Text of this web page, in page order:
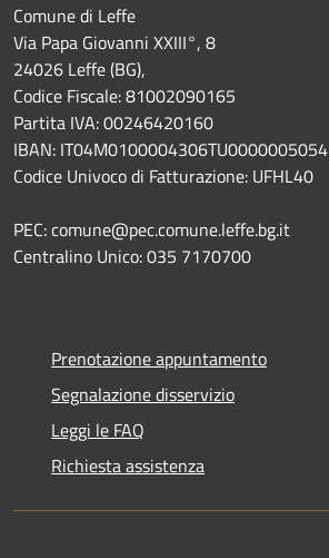
Comune di Leffe
Via Papa Giovanni XXIII°, 8
24026 Leffe (BG),
Codice Fiscale: 81002090165
Partita IVA: 00246420160
IBAN: IT04M0100004306TU0000005054
Codice Univoco di Fatturazione: UFHL40
PEC: comune@pec.comune.leffe.bg.it
Centralino Unico: 035 7170700
Prenotazione appuntamento
Segnalazione disservizio
Leggi le FAQ
Richiesta assistenza